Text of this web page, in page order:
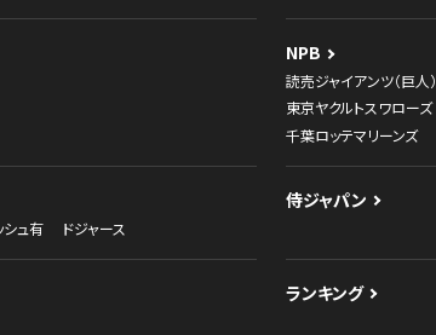
NPB
読売ジャイアンツ（巨人）
東京ヤクルトスワローズ
千葉ロッテマリーンズ
シュ有 ドジャース
侍ジャパン
ランキング